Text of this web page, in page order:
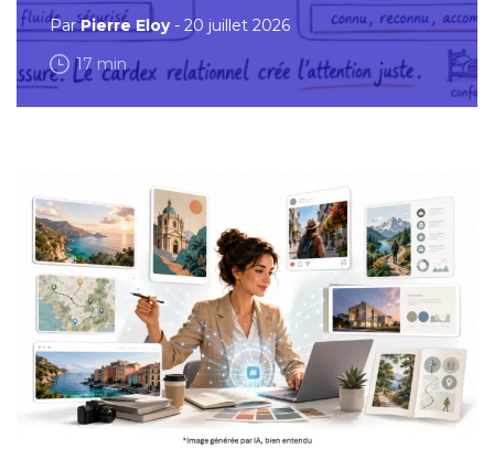
ParPierre Eloy- 20 juillet 2026
17 min